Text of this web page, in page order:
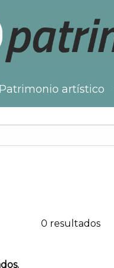
Patrimonio artístico
0 resultados